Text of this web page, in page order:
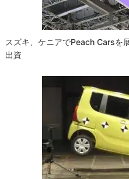
スズキ、ケニアでPeach Cars
出資